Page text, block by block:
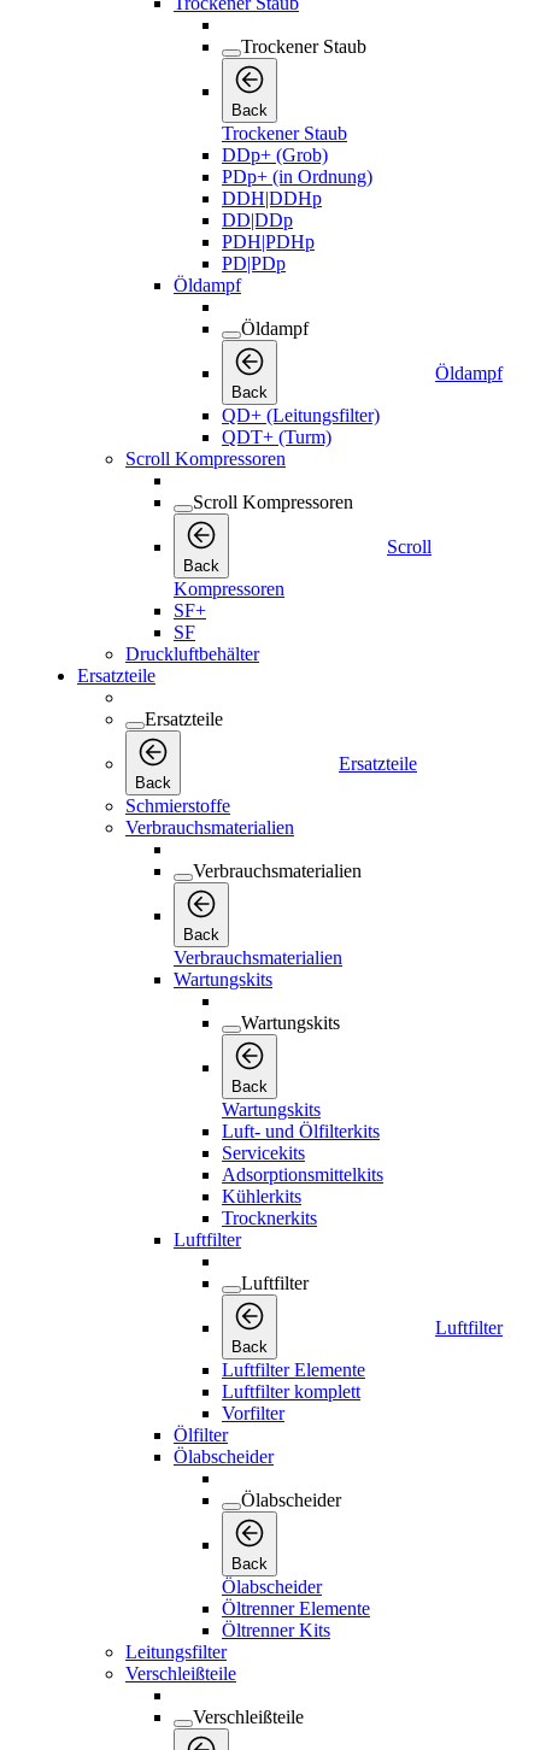
Trockener Staub
Back
Trockener Staub
DDp+ (Grob)
PDp+ (in Ordnung)
DDH|DDHp
DD|DDp
PDH|PDHp
PD|PDp
Öldampf
Öldampf
Back
Öldampf
QD+ (Leitungsfilter)
QDT+ (Turm)
Scroll Kompressoren
Scroll Kompressoren
Back
Scroll
Kompressoren
SF+
SF
Druckluftbehälter
Ersatzteile
Ersatzteile
Back
Ersatzteile
Schmierstoffe
Verbrauchsmaterialien
Verbrauchsmaterialien
Back
Verbrauchsmaterialien
Wartungskits
Wartungskits
Back
Wartungskits
Luft- und Ölfilterkits
Servicekits
Adsorptionsmittelkits
Kühlerkits
Trocknerkits
Luftfilter
Luftfilter
Back
Luftfilter
Luftfilter Elemente
Luftfilter komplett
Vorfilter
Ölfilter
Ölabscheider
Ölabscheider
Back
Ölabscheider
Öltrenner Elemente
Öltrenner Kits
Leitungsfilter
Verschleißteile
Verschleißteile